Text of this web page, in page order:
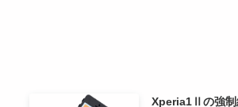
Xperia1Ⅱの強制